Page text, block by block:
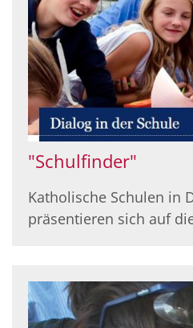
"Schulfinder"
Katholische Schulen in
präsentieren sich auf